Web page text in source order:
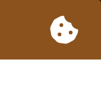
Sie daher längere